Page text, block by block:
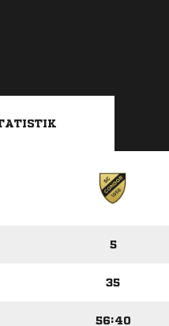
5
35
56:40